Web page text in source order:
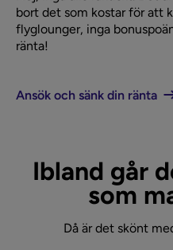
bort det som kostar för att
flyglounger, inga
ränta!
Ansök och sänk din ränta
Ibland går
som
Då är det skönt